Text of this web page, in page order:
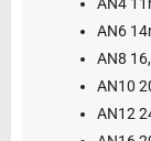
AN6
AN8
AN10
AN12